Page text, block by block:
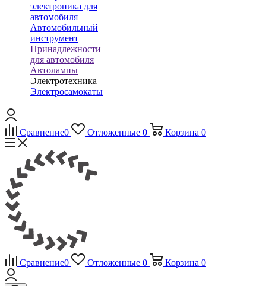
электроника для
автомобиля
Автомобильный
инструмент
Принадлежности
для автомобиля
Автолампы
Электротехника
Электросамокаты
Сравнение0 Отложенные 0 Корзина 0
Сравнение0 Отложенные 0 Корзина 0